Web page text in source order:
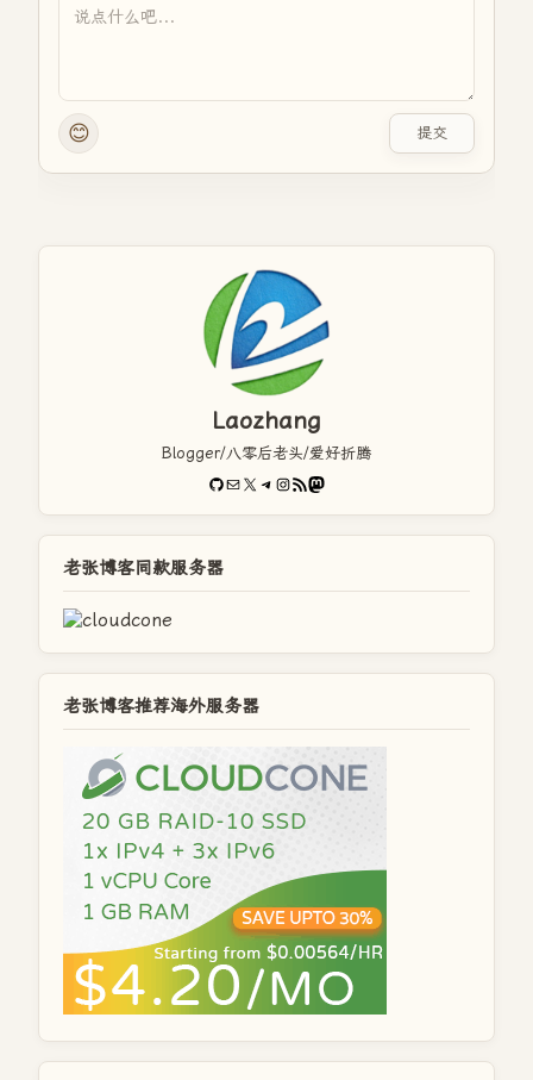
😊 提交
Laozhang
Blogger/八零后老头/爱好折腾
GitHub
电子邮件X Telegram
Instagram
RSS FeedMastodon
老张博客同款服务器
老张博客推荐海外服务器